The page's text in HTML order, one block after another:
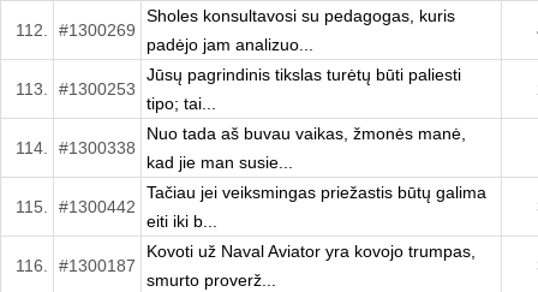
112. #1300269
Sholes konsultavosi su pedagogas, kuris
padėjo jam analizuo...
113. #1300253
Jūsų pagrindinis tikslas turėtų būti paliesti
tipo; tai...
114. #1300338
Nuo tada aš buvau vaikas, žmonės manė,
kad jie man susie...
115. #1300442
Tačiau jei veiksmingas priežastis būtų galima
eiti iki b...
116. #1300187
Kovoti už Naval Aviator yra kovojo trumpas,
smurto proverž...